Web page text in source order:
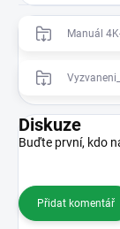
Manuál
Diskuze
Buďte první, kdo
Přidat komentář